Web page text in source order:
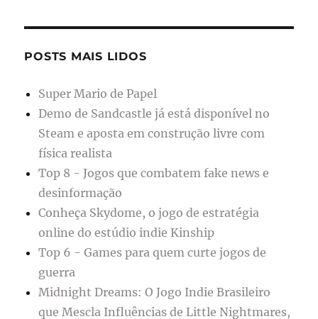
POSTS MAIS LIDOS
Super Mario de Papel
Demo de Sandcastle já está disponível no
Steam e aposta em construção livre com
física realista
Top 8 - Jogos que combatem fake news e
desinformação
Conheça Skydome, o jogo de estratégia
online do estúdio indie Kinship
Top 6 - Games para quem curte jogos de
guerra
Midnight Dreams: O Jogo Indie Brasileiro
que Mescla Influências de Little Nightmares,